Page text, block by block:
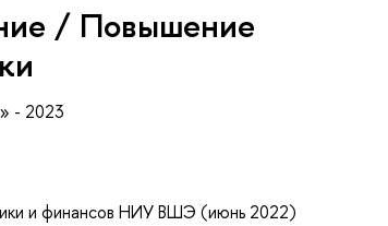
/ Повышение
- 2023
и финансов НИУ ВШЭ (июнь 2022)